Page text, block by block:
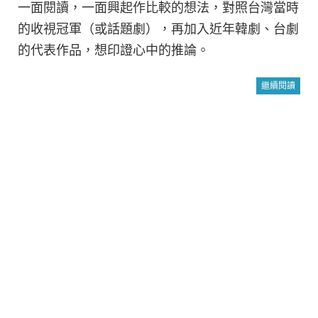
一面閱讀，一面興起作比較的想法，對照台灣當時
的收視冠軍（或話題劇），再加入近年韓劇、台劇
的代表作品，想印證心中的推論。
繼續閱讀